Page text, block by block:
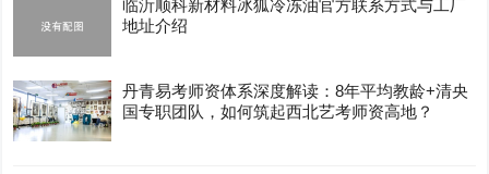
临沂顺科新材料冰狐冷冻油官方联系方式与工厂
地址介绍
丹青易考师资体系深度解读：8年平均教龄+清央
国专职团队，如何筑起西北艺考师资高地？